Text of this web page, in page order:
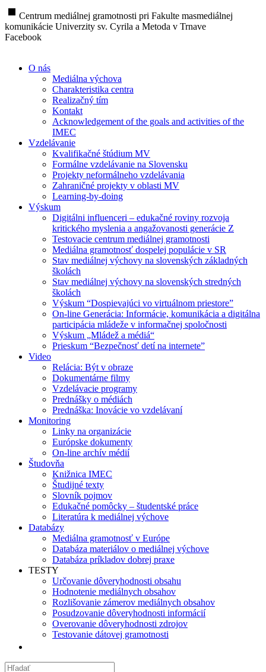
stop Centrum mediálnej gramotnosti pri Fakulte masmediálnej
komunikácie Univerzity sv. Cyrila a Metoda v Trnave
Facebook
O nás
Mediálna výchova
Charakteristika centra
Realizačný tím
Kontakt
Acknowledgement of the goals and activities of the
IMEC
Vzdelávanie
Kvalifikačné štúdium MV
Formálne vzdelávanie na Slovensku
Projekty neformálneho vzdelávania
Zahraničné projekty v oblasti MV
Learning-by-doing
Výskum
Digitálni influenceri – edukačné roviny rozvoja
kritického myslenia a angažovanosti generácie Z
Testovacie centrum mediálnej gramotnosti
Mediálna gramotnosť dospelej populácie v SR
Stav mediálnej výchovy na slovenských základných
školách
Stav mediálnej výchovy na slovenských stredných
školách
Výskum “Dospievajúci vo virtuálnom priestore”
On-line Generácia: Informácie, komunikácia a digitálna
participácia mládeže v informačnej spoločnosti
Výskum „Mládež a médiá“
Prieskum “Bezpečnosť detí na internete”
Video
Relácia: Být v obraze
Dokumentárne filmy
Vzdelávacie programy
Prednášky o médiách
Prednáška: Inovácie vo vzdelávaní
Monitoring
Linky na organizácie
Európske dokumenty
On-line archív médií
Študovňa
Knižnica IMEC
Študijné texty
Slovník pojmov
Edukačné pomôcky – študentské práce
Literatúra k mediálnej výchove
Databázy
Mediálna gramotnosť v Európe
Databáza materiálov o mediálnej výchove
Databáza príkladov dobrej praxe
TESTY
Určovanie dôveryhodnosti obsahu
Hodnotenie mediálnych obsahov
Rozlišovanie zámerov mediálnych obsahov
Posudzovanie dôveryhodnosti informácií
Overovanie dôveryhodnosti zdrojov
Testovanie dátovej gramotnosti